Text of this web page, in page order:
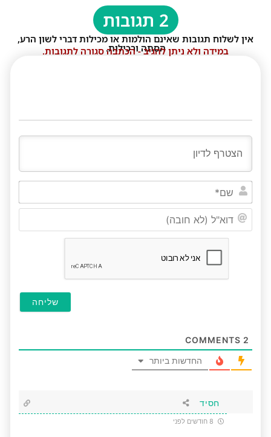
2 תגובות
אין לשלוח תגובות שאינם הולמות או מכילות דברי לשון הרע,
הסתה ורכילות.
במידה ולא ניתן להגיב - הכתבה סגורה לתגובות.
2
החדשות ביותר
חסיד